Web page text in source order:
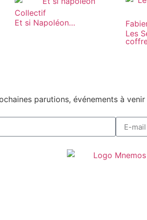
Collectif
Et si Napoléon…
Les
parutions, événements à